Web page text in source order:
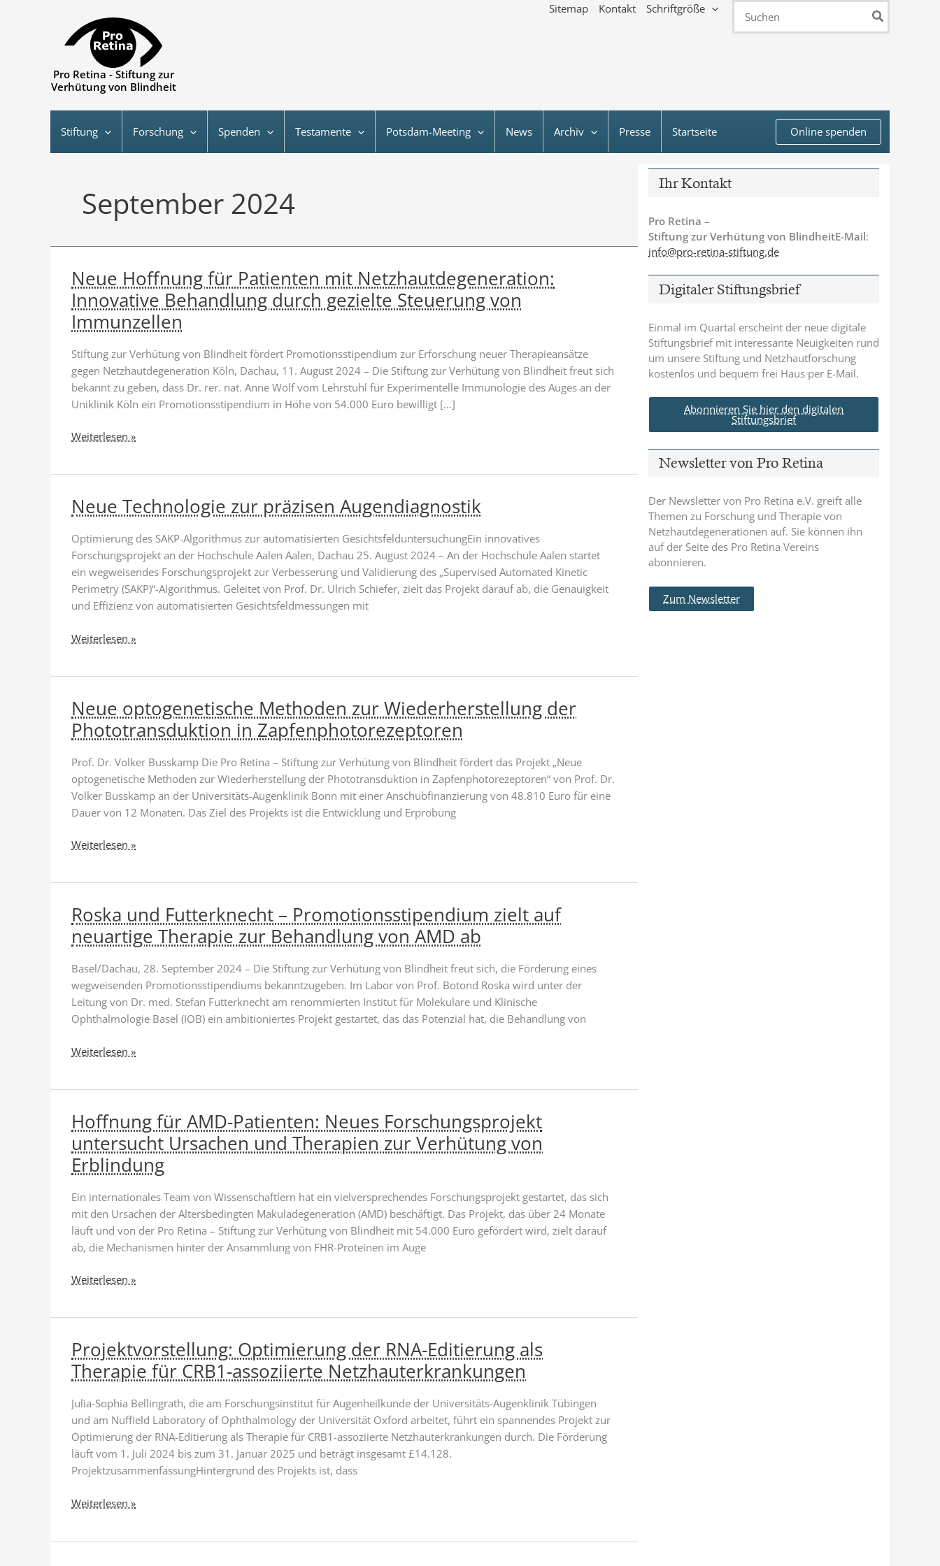
Pro Retina - Stiftung zur
Verhütung von Blindheit
Sitemap Kontakt Schriftgröße
for:
Stiftung Forschung Spenden Testamente Potsdam-Meeting News Archiv Presse Startseite Online spenden
September 2024
Neue Hoffnung für Patienten mit Netzhautdegeneration:
Innovative Behandlung durch gezielte Steuerung von
Immunzellen
Stiftung zur Verhütung von Blindheit fördert Promotionsstipendium zur Erforschung neuer Therapieansätze
gegen Netzhautdegeneration Köln, Dachau, 11. August 2024 – Die Stiftung zur Verhütung von Blindheit freut sich
bekannt zu geben, dass Dr. rer. nat. Anne Wolf vom Lehrstuhl für Experimentelle Immunologie des Auges an der
Uniklinik Köln ein Promotionsstipendium in Höhe von 54.000 Euro bewilligt […]
Neue
mit
Netzhautdegeneration:
Innovative
Behandlung
durch
gezielte
Steuerung
Immunzellen
Weiterlesen »
Neue Technologie zur präzisen Augendiagnostik
Optimierung des SAKP-Algorithmus zur automatisierten GesichtsfelduntersuchungEin innovatives
Forschungsprojekt an der Hochschule Aalen Aalen, Dachau 25. August 2024 – An der Hochschule Aalen startet
ein wegweisendes Forschungsprojekt zur Verbesserung und Validierung des „Supervised Automated Kinetic
Perimetry (SAKP)“-Algorithmus. Geleitet von Prof. Dr. Ulrich Schiefer, zielt das Projekt darauf ab, die Genauigkeit
und Effizienz von automatisierten Gesichtsfeldmessungen mit
Neue
Augendiagnostik
Weiterlesen »
Neue optogenetische Methoden zur Wiederherstellung der
Phototransduktion in Zapfenphotorezeptoren
Prof. Dr. Volker Busskamp Die Pro Retina – Stiftung zur Verhütung von Blindheit fördert das Projekt „Neue
optogenetische Methoden zur Wiederherstellung der Phototransduktion in Zapfenphotorezeptoren“ von Prof. Dr.
Volker Busskamp an der Universitäts-Augenklinik Bonn mit einer Anschubfinanzierung von 48.810 Euro für eine
Dauer von 12 Monaten. Das Ziel des Projekts ist die Entwicklung und Erprobung
Neue
Wiederherstellung
der
Phototransduktion
in
Zapfenphotorezeptoren
Weiterlesen »
Roska und Futterknecht – Promotionsstipendium zielt auf
neuartige Therapie zur Behandlung von AMD ab
Basel/Dachau, 28. September 2024 – Die Stiftung zur Verhütung von Blindheit freut sich, die Förderung eines
wegweisenden Promotionsstipendiums bekanntzugeben. Im Labor von Prof. Botond Roska wird unter der
Leitung von Dr. med. Stefan Futterknecht am renommierten Institut für Molekulare und Klinische
Ophthalmologie Basel (IOB) ein ambitioniertes Projekt gestartet, das das Potenzial hat, die Behandlung von
Roska
Promotionsstipendium
zielt
auf
neuartige
zur
Behandlung
von
AMD
Weiterlesen »
Hoffnung für AMD-Patienten: Neues Forschungsprojekt
untersucht Ursachen und Therapien zur Verhütung von
Erblindung
Ein internationales Team von Wissenschaftlern hat ein vielversprechendes Forschungsprojekt gestartet, das sich
mit den Ursachen der Altersbedingten Makuladegeneration (AMD) beschäftigt. Das Projekt, das über 24 Monate
läuft und von der Pro Retina – Stiftung zur Verhütung von Blindheit mit 54.000 Euro gefördert wird, zielt darauf
ab, die Mechanismen hinter der Ansammlung von FHR-Proteinen im Auge
Hoffnung
Neues
Forschungsprojekt
untersucht
Ursachen
und
Therapien
zur
Verhütung
von
Erblindung
Weiterlesen »
Projektvorstellung: Optimierung der RNA-Editierung als
Therapie für CRB1-assoziierte Netzhauterkrankungen
Julia-Sophia Bellingrath, die am Forschungsinstitut für Augenheilkunde der Universitäts-Augenklinik Tübingen
und am Nuffield Laboratory of Ophthalmology der Universität Oxford arbeitet, führt ein spannendes Projekt zur
Optimierung der RNA-Editierung als Therapie für CRB1-assoziierte Netzhauterkrankungen durch. Die Förderung
läuft vom 1. Juli 2024 bis zum 31. Januar 2025 und beträgt insgesamt £14.128.
ProjektzusammenfassungHintergrund des Projekts ist, dass
Projektvorstellung:
Weiterlesen »
Ihr Kontakt
Pro Retina –
Stiftung zur Verhütung von BlindheitE-Mail:
info@pro-retina-stiftung.de
Digitaler Stiftungsbrief
Einmal im Quartal erscheint der neue digitale
Stiftungsbrief mit interessante Neuigkeiten rund
um unsere Stiftung und Netzhautforschung
kostenlos und bequem frei Haus per E-Mail.
Abonnieren Sie hier den digitalen
Stiftungsbrief
Newsletter von Pro Retina
Der Newsletter von Pro Retina e.V. greift alle
Themen zu Forschung und Therapie von
Netzhautdegenerationen auf. Sie können ihn
auf der Seite des Pro Retina Vereins
abonnieren.
Zum Newsletter